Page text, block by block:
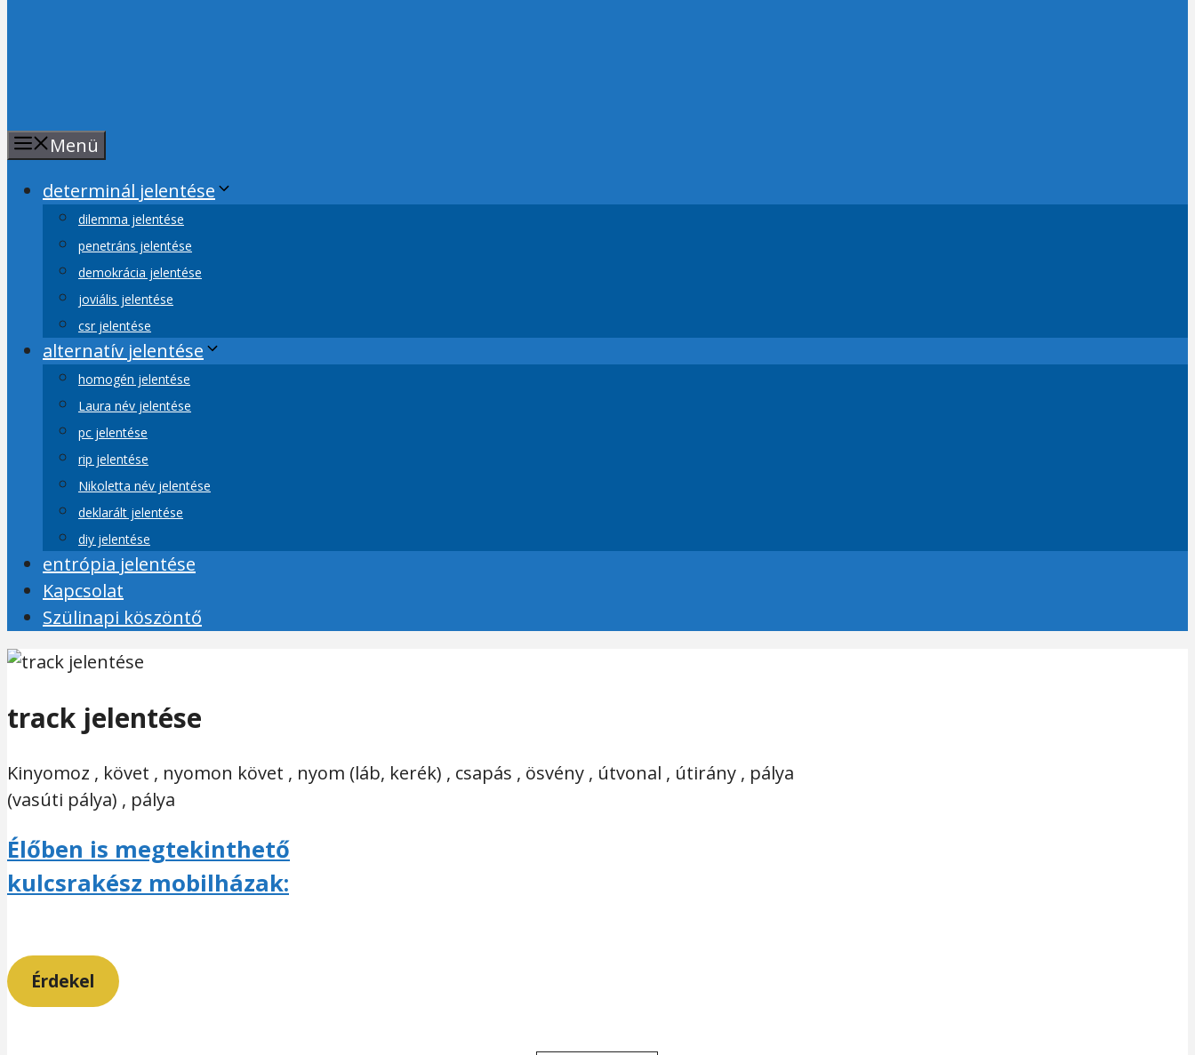
Menü
determinál jelentése
dilemma jelentése
penetráns jelentése
demokrácia jelentése
joviális jelentése
csr jelentése
alternatív jelentése
homogén jelentése
Laura név jelentése
pc jelentése
rip jelentése
Nikoletta név jelentése
deklarált jelentése
diy jelentése
entrópia jelentése
Kapcsolat
Szülinapi köszöntő
track jelentése
Kinyomoz , követ , nyomon követ , nyom (láb, kerék) , csapás , ösvény , útvonal , útirány , pálya
(vasúti pálya) , pálya
Élőben is megtekinthető
kulcsrakész mobilházak:
Érdekel